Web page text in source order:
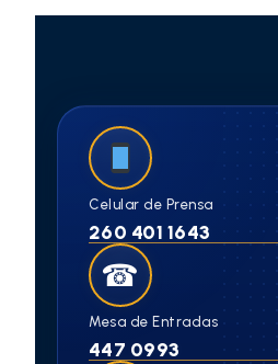
Celular de Prensa
260 401 1643
☎
Mesa de Entradas
447 0993